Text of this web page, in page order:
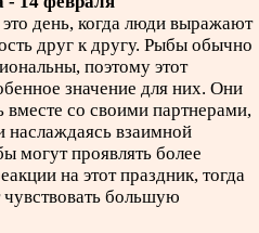
день, когда люди выражают
друг к другу. Рыбы обычно
поэтому этот
значение для них. Они
вместе со своими партнерами,
наслаждаясь взаимной
проявлять более
на этот праздник, тогда
большую